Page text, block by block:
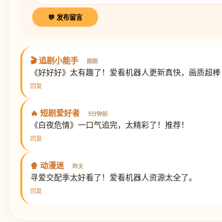
💬 发布留言
🎬 追剧小能手 刚刚
《好好好》太有趣了！爱看机器人更新真快，画质超
回复
🔥 短剧爱好者 5分钟前
《白夜危情》一口气追完，太精彩了！推荐！
回复
🍿 动漫迷 昨天
寻爱交配季太好看了！爱看机器人资源太全了。
回复